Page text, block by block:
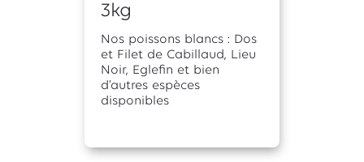
3kg
Nos poissons blancs : Dos
et Filet de Cabillaud, Lieu
Noir, Eglefin et bien
d’autres espèces
disponibles